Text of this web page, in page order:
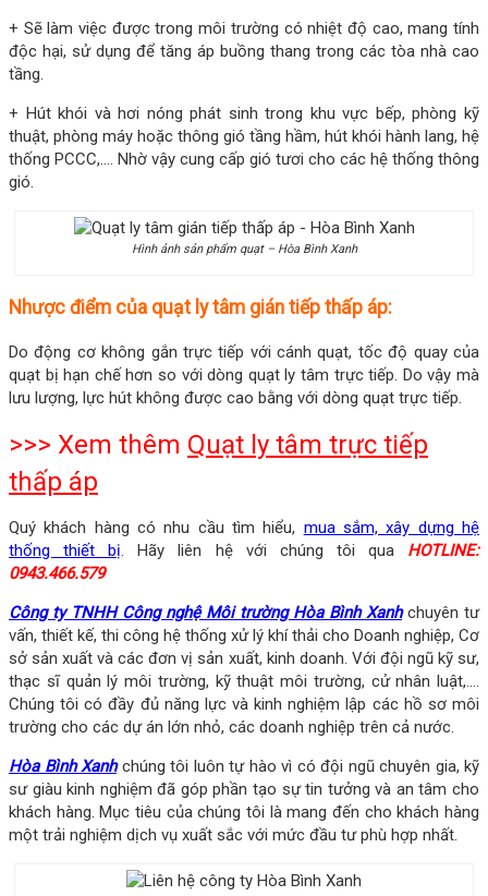
+ Sẽ làm việc được trong môi trường có nhiệt độ cao, mang tính
độc hại, sử dụng để tăng áp buồng thang trong các tòa nhà cao
tầng.
+ Hút khói và hơi nóng phát sinh trong khu vực bếp, phòng kỹ
thuật, phòng máy hoặc thông gió tầng hầm, hút khói hành lang, hệ
thống PCCC,…. Nhờ vậy cung cấp gió tươi cho các hệ thống thông
gió.
Hình ảnh sản phẩm quạt – Hòa Bình Xanh
Nhược điểm của quạt ly tâm gián tiếp thấp áp:
Do động cơ không gắn trực tiếp với cánh quạt, tốc độ quay của
quạt bị hạn chế hơn so với dòng quạt ly tâm trực tiếp. Do vậy mà
lưu lượng, lực hút không được cao bằng với dòng quạt trực tiếp.
>>> Xem thêm Quạt ly tâm trực tiếp
thấp áp
Quý khách hàng có nhu cầu tìm hiểu, mua sắm, xây dựng hệ
thống thiết bị. Hãy liên hệ với chúng tôi qua HOTLINE:
0943.466.579
Công ty TNHH Công nghệ Môi trường Hòa Bình Xanhchuyên tư
vấn, thiết kế, thi công hệ thống xử lý khí thải cho Doanh nghiệp, Cơ
sở sản xuất và các đơn vị sản xuất, kinh doanh. Với đội ngũ kỹ sư,
thạc sĩ quản lý môi trường, kỹ thuật môi trường, cử nhân luật,….
Chúng tôi có đầy đủ năng lực và kinh nghiệm lập các hồ sơ môi
trường cho các dự án lớn nhỏ, các doanh nghiệp trên cả nước.
Hòa Bình Xanhchúng tôi luôn tự hào vì có đội ngũ chuyên gia, kỹ
sư giàu kinh nghiệm đã góp phần tạo sự tin tưởng và an tâm cho
khách hàng. Mục tiêu của chúng tôi là mang đến cho khách hàng
một trải nghiệm dịch vụ xuất sắc với mức đầu tư phù hợp nhất.